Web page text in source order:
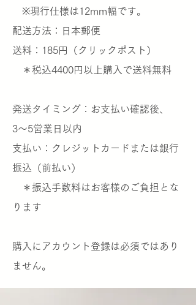
※現行仕様は12mm幅です。
​配送方法：日本郵便
送料：185円（クリックポスト）
＊税込4400円以上購入で送料無料
発送タイミング：お支払い確認後、
3〜5営業日以内
支払い：クレジットカードまたは銀行
振込（前払い）
＊振込手数料はお客様のご負担とな
ります
​購入にアカウント登録は必須ではあり
ません。